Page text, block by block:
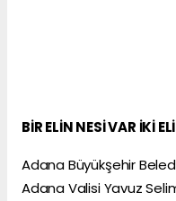
BİR ELİN NESİ VAR İKİ
Adana Büyükşehir
Adana Valisi Yavuz